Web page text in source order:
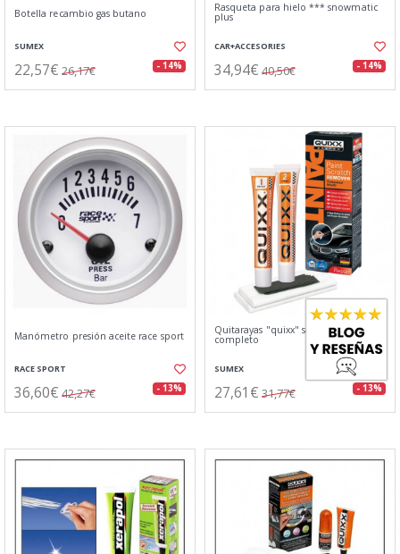
Botella recambio gas butano
SUMEX
22,57€ 26,17€ - 14%
Rasqueta para hielo *** snowmatic
plus
CAR+ACCESORIES
34,94€ 40,50€ - 14%
Manómetro presión aceite race sport
RACE SPORT
36,60€ 42,27€ - 13%
Quitarayas "quixx" sobre pintura. kit
completo
SUMEX
27,61€ 31,77€ - 13%